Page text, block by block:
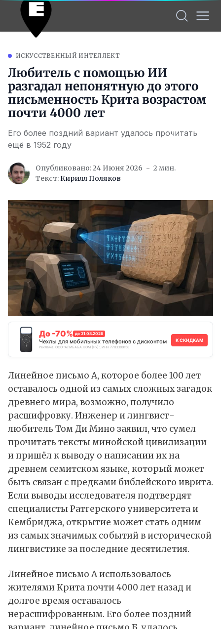
ИСКУССТВЕННЫЙ ИНТЕЛЛЕКТ
Любитель с помощью ИИ
разгадал непонятную до этого
письменность Крита возрастом
почти 4000 лет
Его более поздний вариант удалось прочитать
ещё в 1952 году
Опубликовано: 24 Июня 2026
2 мин.
Текст: Кирилл Поляков
До -70% до 31.08.2026
Чехлы для мобильных телефонов с дисконтом
Реклама. ООО "АЛИБАБА.КОМ (РУ)", ИНН 7703380158
К СКИДКАМ
Линейное письмо А, которое более 100 лет
оставалось одной из самых сложных загадок
древнего мира, возможно, получило
расшифровку. Инженер и лингвист-
любитель Том Ди Мино заявил, что сумел
прочитать тексты минойской цивилизации
и пришёл к выводу о написании их на
древнем семитском языке, который может
быть связан с предками библейского иврита.
Если выводы исследователя подтвердят
специалисты Ратгерского университета и
Кембриджа, открытие может стать одним
из самых значимых событий в исторической
лингвистике за последние десятилетия.
Линейное письмо А использовалось
жителями Крита почти 4000 лет назад и
долгое время оставалось
нерасшифрованным. Его более поздний